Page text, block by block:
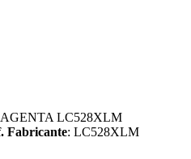
LC528XLM
Fabricante: LC528XLM